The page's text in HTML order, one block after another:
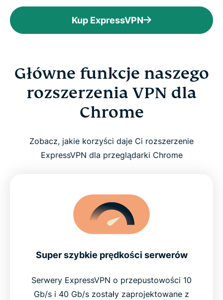
Kup ExpressVPN
Główne funkcje naszego
rozszerzenia VPN dla
Chrome
Zobacz, jakie korzyści daje Ci rozszerzenie
ExpressVPN dla przeglądarki Chrome
Super szybkie prędkości serwerów
Serwery ExpressVPN o przepustowości 10
Gb/s i 40 Gb/s zostały zaprojektowane z